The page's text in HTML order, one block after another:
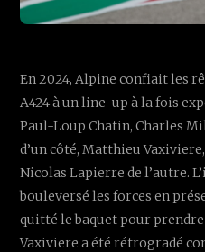
En 2024, Alpine confiait les
A424 à un line-up à la fois
Paul-Loup Chatin, Charles
d’un côté, Matthieu
Nicolas Lapierre de l’autre.
bouleversé les forces en
quitté le baquet pour
Vaxiviere a été rétrogradé